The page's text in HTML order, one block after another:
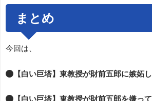
まとめ
今回は、
●【白い巨塔】東教授が財前五郎に嫉妬
●【白い巨塔】東教授が財前五郎を嫌っ